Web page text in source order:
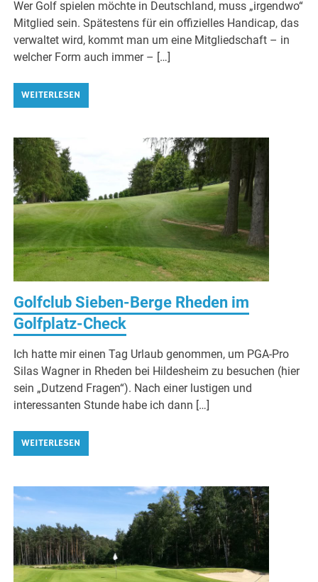
Wer Golf spielen möchte in Deutschland, muss „irgendwo“
Mitglied sein. Spätestens für ein offizielles Handicap, das
verwaltet wird, kommt man um eine Mitgliedschaft – in
welcher Form auch immer – […]
WEITERLESEN
Golfclub Sieben-Berge Rheden im
Golfplatz-Check
Ich hatte mir einen Tag Urlaub genommen, um PGA-Pro
Silas Wagner in Rheden bei Hildesheim zu besuchen (hier
sein „Dutzend Fragen“). Nach einer lustigen und
interessanten Stunde habe ich dann […]
WEITERLESEN